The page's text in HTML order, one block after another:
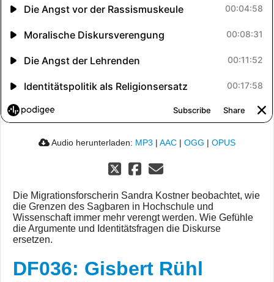
Audio herunterladen: MP3 | AAC | OGG | OPUS
Die Migrationsforscherin Sandra Kostner beobachtet, wie
die Grenzen des Sagbaren in Hochschule und
Wissenschaft immer mehr verengt werden. Wie Gefühle
die Argumente und Identitätsfragen die Diskurse
ersetzen.
DF036: Gisbert Rühl